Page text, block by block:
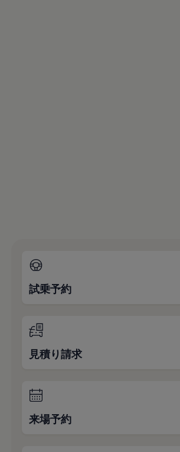
試乗予約
見積り請求
来場予約